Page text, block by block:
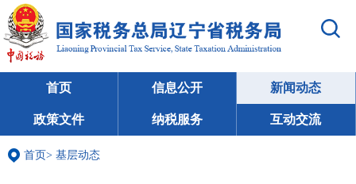
首页 信息公开 新闻动态
政策文件 纳税服务 互动交流
首页> 基层动态